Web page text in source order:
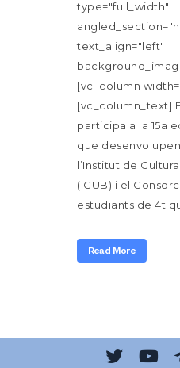
type="full_width"
text_align="left"
[vc_column
[vc_column_text]
participa a la 15a
que
l’Institut de
(ICUB) i el
estudiants de 4t
Read More